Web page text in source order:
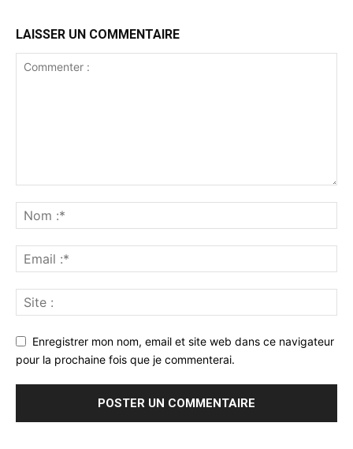
LAISSER UN COMMENTAIRE
Enregistrer mon nom, email et site web dans ce navigateur
pour la prochaine fois que je commenterai.